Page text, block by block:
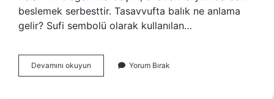
beslemek serbesttir. Tasavvufta balık ne anlama
gelir? Sufi sembolü olarak kullanılan…
Devamını okuyun
Beslemek
Yorum Bırak